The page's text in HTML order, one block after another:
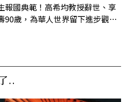
報國典範！高希均教授辭世、享
90歲，為華人世界留下進步觀念
..